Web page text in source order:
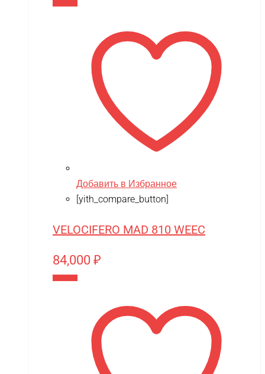
Добавить в Избранное
[yith_compare_button]
VELOCIFERO MAD 810 WEEC
84,000 ₽